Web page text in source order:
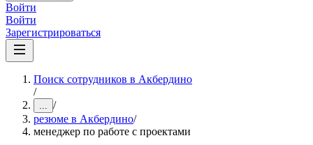
Войти
Войти
Зарегистрироваться
Поиск сотрудников в Акбердино
/
... /
резюме в Акбердино/
менеджер по работе с проектами